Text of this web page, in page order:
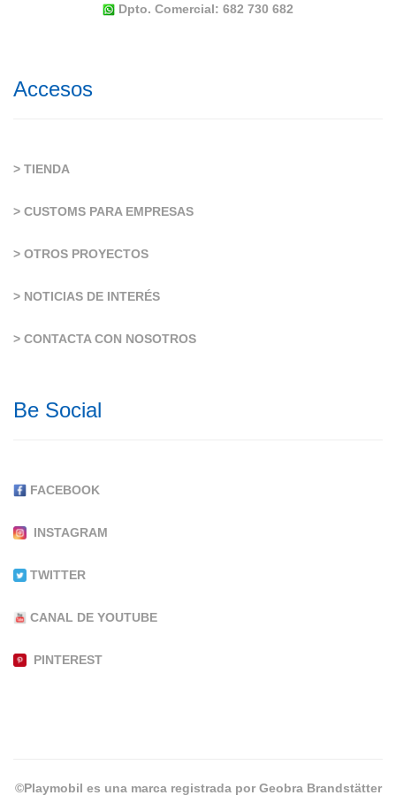
Dpto. Comercial: 682 730 682
Accesos
> TIENDA
> CUSTOMS PARA EMPRESAS
> OTROS PROYECTOS
> NOTICIAS DE INTERÉS
> CONTACTA CON NOSOTROS
Be Social
FACEBOOK
INSTAGRAM
TWITTER
CANAL DE YOUTUBE
PINTEREST
©Playmobil es una marca registrada por Geobra Brandstätter